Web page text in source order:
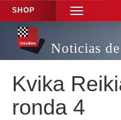
SHOP
TOGGLE
NAVIGATION
Noticias
Kvika
ronda 4